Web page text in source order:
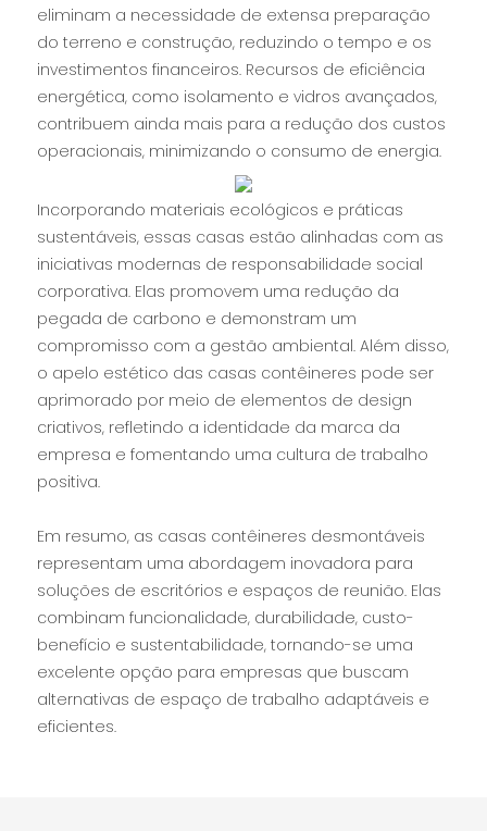
eliminam a necessidade de extensa preparação
do terreno e construção, reduzindo o tempo e os
investimentos financeiros. Recursos de eficiência
energética, como isolamento e vidros avançados,
contribuem ainda mais para a redução dos custos
operacionais, minimizando o consumo de energia.
Incorporando materiais ecológicos e práticas
sustentáveis, essas casas estão alinhadas com as
iniciativas modernas de responsabilidade social
corporativa. Elas promovem uma redução da
pegada de carbono e demonstram um
compromisso com a gestão ambiental. Além disso,
o apelo estético das casas contêineres pode ser
aprimorado por meio de elementos de design
criativos, refletindo a identidade da marca da
empresa e fomentando uma cultura de trabalho
positiva.
Em resumo, as casas contêineres desmontáveis ​​
representam uma abordagem inovadora para
soluções de escritórios e espaços de reunião. Elas
combinam funcionalidade, durabilidade, custo-
benefício e sustentabilidade, tornando-se uma
excelente opção para empresas que buscam
alternativas de espaço de trabalho adaptáveis ​​e
eficientes.